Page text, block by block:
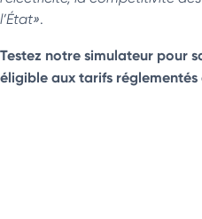
l’État».
Testez notre simulateur pour
éligible aux tarifs réglementés